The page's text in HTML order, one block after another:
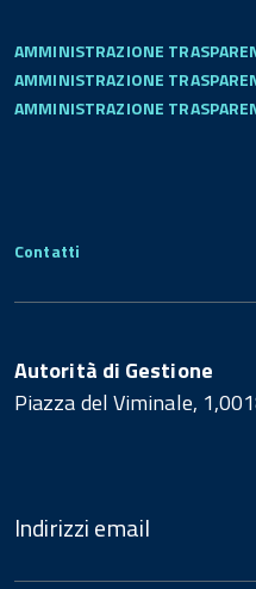
AMMINISTRAZIONE
AMMINISTRAZIONE
AMMINISTRAZIONE
Contatti
Autorità di Gestione
Piazza del Viminale,
Indirizzi email